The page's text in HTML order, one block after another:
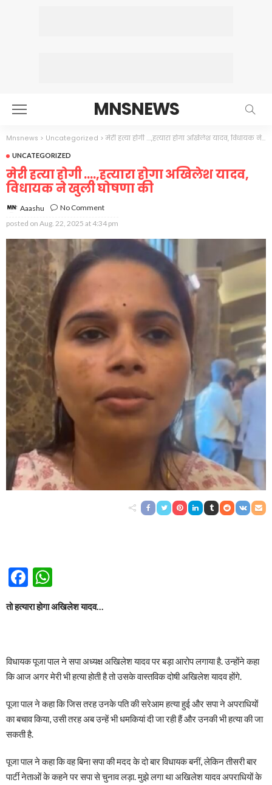
MNSNEWS
Mnsnews > Uncategorized >मेरी हत्या होगी ….,हत्यारा होगा अखिलेश यादव, विधायक ने खुली घोषणा की
UNCATEGORIZED
मेरी हत्या होगी ….,हत्यारा होगा अखिलेश यादव,
विधायक ने खुली घोषणा की
Aaashu
No Comment
posted on Aug. 22, 2025 at 4:34 pm
Facebook
तो हत्यारा होगा अखिलेश यादव…
विधायक पूजा पाल ने सपा अध्यक्ष अखिलेश यादव पर बड़ा आरोप लगाया है. उन्होंने कहा
कि आज अगर मेरी भी हत्या होती है तो उसके वास्तविक दोषी अखिलेश यादव होंगे.
पूजा पाल ने कहा कि जिस तरह उनके पति की सरेआम हत्या हुई और सपा ने अपराधियों
का बचाव किया, उसी तरह अब उन्हें भी धमकियां दी जा रही हैं और उनकी भी हत्या की जा
सकती है.
पूजा पाल ने कहा कि वह बिना सपा की मदद के दो बार विधायक बनीं, लेकिन तीसरी बार
पार्टी नेताओं के कहने पर सपा से चुनाव लड़ा. मुझे लगा था अखिलेश यादव अपराधियों के